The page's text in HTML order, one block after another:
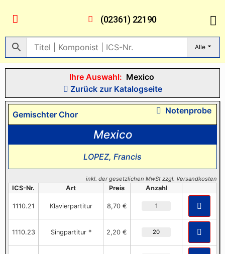
(02361) 22190
Alle
Ihre Auswahl: Mexico
Zurück zur Katalogseite
Gemischter Chor Notenprobe
Mexico
LOPEZ, Francis
inkl. der gesetzlichen MwSt zzgl. Versandkosten
ICS-Nr. Art Preis Anzahl
1110.21 Klavierpartitur 8,70 €
1110.23 Singpartitur * 2,20 €